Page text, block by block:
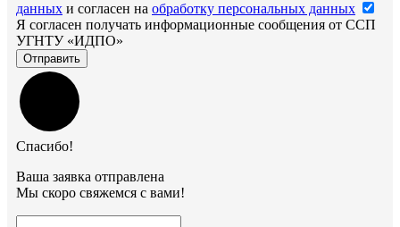
данных и согласен на обработку персональных данных
Я согласен получать информационные сообщения от ССП
УГНТУ «ИДПО»
Отправить
Спасибо!
Ваша заявка отправлена
Мы скоро свяжемся с вами!